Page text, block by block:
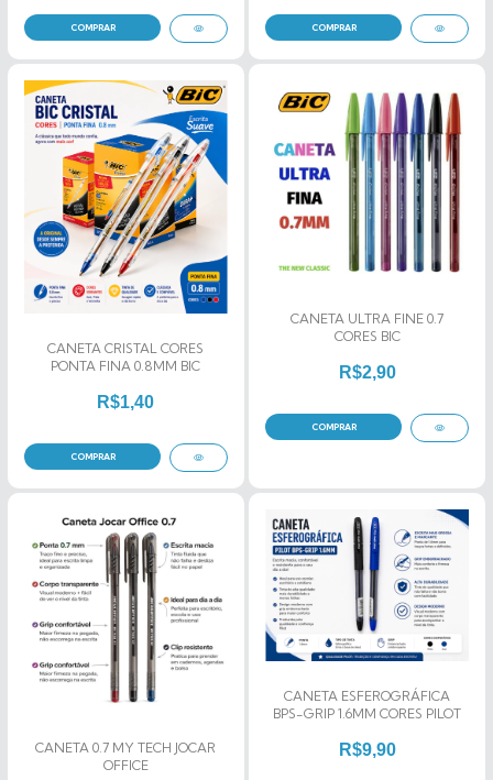
COMPRAR COMPRAR
CANETA CRISTAL CORES
PONTA FINA 0.8MM BIC
R$1,40
COMPRAR
CANETA ULTRA FINE 0.7
CORES BIC
R$2,90
COMPRAR
CANETA 0.7 MY TECH JOCAR
OFFICE
CANETA ESFEROGRÁFICA
BPS-GRIP 1.6MM CORES PILOT
R$9,90